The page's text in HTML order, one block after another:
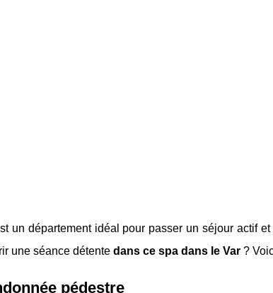
un département idéal pour passer un séjour actif
une séance détente dans ce spa dans le Var ?
pédestre